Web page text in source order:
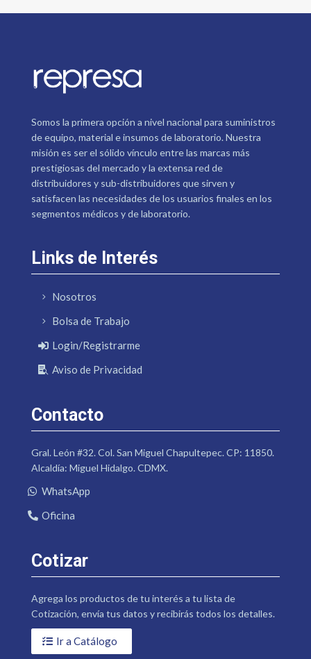
Somos la primera opción a nivel nacional para suministros
de equipo, material e insumos de laboratorio. Nuestra
misión es ser el sólido vínculo entre las marcas más
prestigiosas del mercado y la extensa red de
distribuidores y sub-distribuidores que sirven y
satisfacen las necesidades de los usuarios finales en los
segmentos médicos y de laboratorio.
Links de Interés
Nosotros
Bolsa de Trabajo
Login/Registrarme
Aviso de Privacidad
Contacto
Gral. León #32. Col. San Miguel Chapultepec. CP: 11850.
Alcaldía: Miguel Hidalgo. CDMX.
WhatsApp
Oficina
Cotizar
Agrega los productos de tu interés a tu lista de
Cotización, envía tus datos y recibirás todos los detalles.
Ir a Catálogo